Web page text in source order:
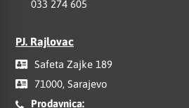
033 274 605
PJ. Rajlovac
Safeta Zajke 189
71000, Sarajevo
Prodavnica: